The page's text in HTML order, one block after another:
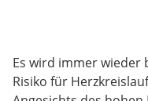
Es wird immer wieder
Risiko für